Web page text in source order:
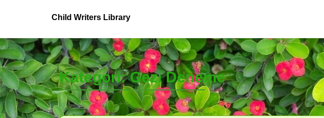
i
p
t
o
c
o
n
Child Writers Library
Kategori:Gezi Deneme